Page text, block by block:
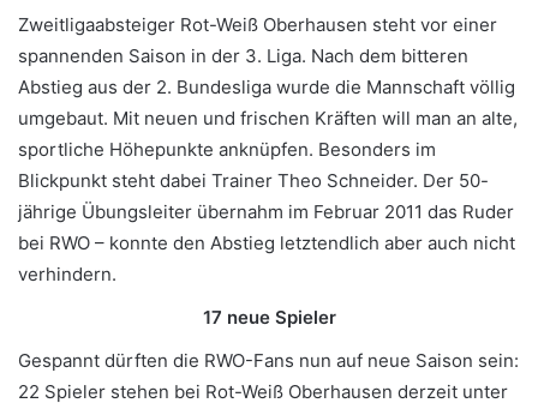
Zweitligaabsteiger Rot-Weiß Oberhausen steht vor einer
spannenden Saison in der 3. Liga. Nach dem bitteren
Abstieg aus der 2. Bundesliga wurde die Mannschaft völlig
umgebaut. Mit neuen und frischen Kräften will man an alte,
sportliche Höhepunkte anknüpfen. Besonders im
Blickpunkt steht dabei Trainer Theo Schneider. Der 50-
jährige Übungsleiter übernahm im Februar 2011 das Ruder
bei RWO – konnte den Abstieg letztendlich aber auch nicht
verhindern.
17 neue Spieler
Gespannt dürften die RWO-Fans nun auf neue Saison sein:
22 Spieler stehen bei Rot-Weiß Oberhausen derzeit unter